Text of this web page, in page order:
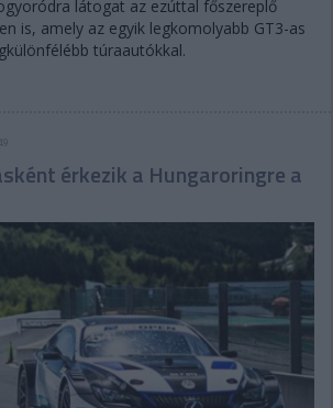
látogat az ezúttal főszereplő
is, amely az egyik legkomolyabb GT3-as
túraautókkal.
érkezik a Hungaroringre a